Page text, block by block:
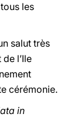
les
salut très
l’Ile
cérémonie.
in